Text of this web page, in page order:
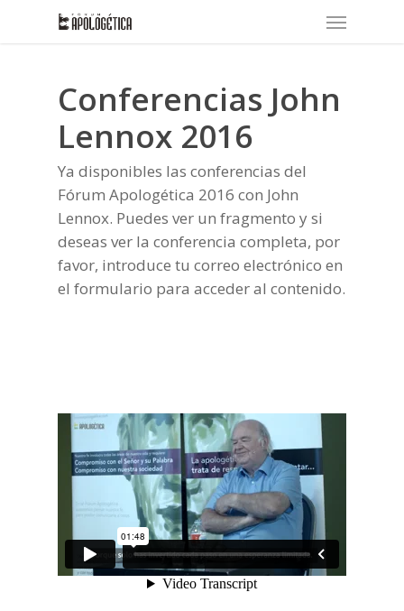
Menu
Conferencias John
Lennox 2016
Ya disponibles las conferencias del
Fórum Apologética 2016 con John
Lennox. Puedes ver un fragmento y si
deseas ver la conferencia completa, por
favor, introduce tu correo electrónico en
el formulario para acceder al contenido.